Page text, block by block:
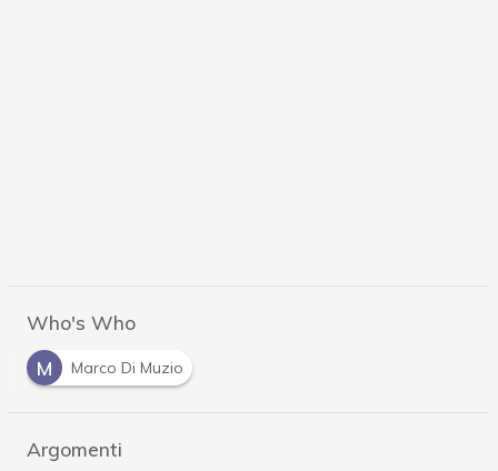
Who's Who
M
Marco Di Muzio
Argomenti